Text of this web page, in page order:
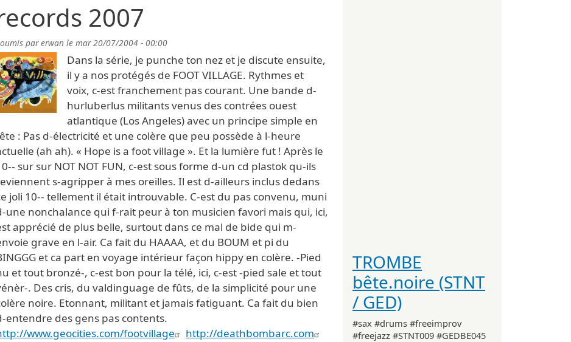
2007
parerwan le mar 20/07/2004 - 00:00
Dans la série, je punche ton nez et je discute ensuite,
il y a nos protégés de FOOT VILLAGE. Rythmes et
voix, c-est franchement pas courant. Une bande d-
hurluberlus militants venus des contrées ouest
atlantique (Los Angeles) avec un principe simple en
: Pas d-électricité et une colère que peu possède à l-heure
(ah ah). « Hope is a foot village ». Et la lumière fut ! Après le
sur sur NOT NOT FUN, c-est sous forme d-un cd plastok qu-ils
s-agripper à mes oreilles. Il est d-ailleurs inclus dedans
joli 10-- tellement il était introuvable. C-est du pas convenu, muni
une nonchalance qui f-rait peur à ton musicien favori mais qui, ici,
apprécié de plus belle, surtout dans ce mal de bide qui m-
grave en l-air. Ca fait du HAAAA, et du BOUM et pi du
et ca part en voyage intérieur façon hippy en colère. -Pied
et tout bronzé-, c-est bon pour la télé, ici, c-est -pied sale et tout
. Des cris, du valdinguage de fûts, de la simplicité pour une
noire. Etonnant, militant et jamais fatiguant. Ca fait du bien
entendre des gens pas contents.
www.geocities.com/footvillage
http://deathbombarc.com
TROMBE
bête.noire (STNT
/ GED)
#sax #drums #freeimprov
#freejazz #STNT009 #GEDBE045